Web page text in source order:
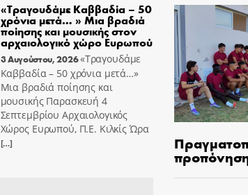
«Τραγουδάμε Καββαδία – 50
χρόνια μετά… » Μια βραδιά
ποίησης και μουσικής στον
αρχαιολογικό χώρο Ευρωπού
3 Αυγούστου, 2026«Τραγουδάμε
Καββαδία – 50 χρόνια μετά…»
Μια βραδιά ποίησης και
μουσικής Παρασκευή 4
Σεπτεμβρίου Αρχαιολογικός
Χώρος Ευρωπού, Π.Ε. Κιλκίς Ώρα
[…]
προπόνηση